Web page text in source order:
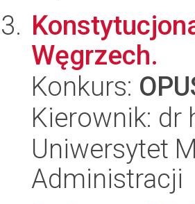
Węgrzech.
Konkurs:
Kierownik: dr
Uniwersytet
Administracji